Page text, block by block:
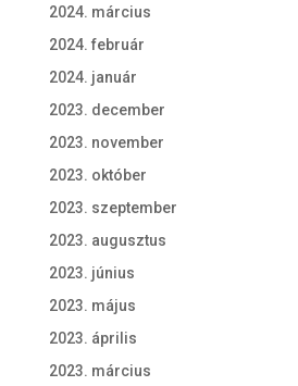
2024. március
2024. február
2024. január
2023. december
2023. november
2023. október
2023. szeptember
2023. augusztus
2023. június
2023. május
2023. április
2023. március